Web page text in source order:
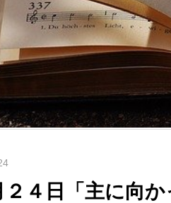
２４日「主に向